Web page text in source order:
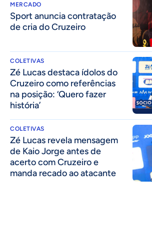
MERCADO
Sport anuncia contratação
de cria do Cruzeiro
COLETIVAS
Zé Lucas destaca ídolos do
Cruzeiro como referências
na posição: ‘Quero fazer
história’
COLETIVAS
Zé Lucas revela mensagem
de Kaio Jorge antes de
acerto com Cruzeiro e
manda recado ao atacante